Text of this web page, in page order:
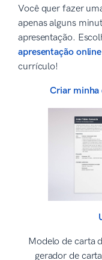
Você quer fazer
apenas alguns
apresentação.
apresentação online
currículo!
Criar minha
Modelo de carta
gerador de